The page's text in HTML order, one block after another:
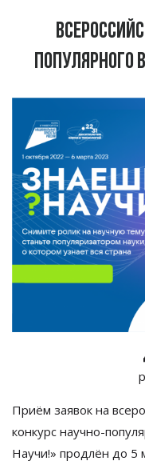
популярного
Приём заявок на
конкурс научно-
Научи!» продлён до 5